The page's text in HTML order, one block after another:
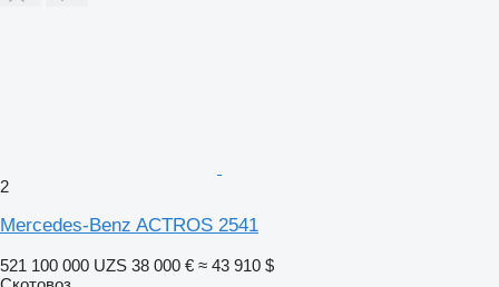
2
Mercedes-Benz ACTROS 2541
521 100 000 UZS 38 000 € ≈ 43 910 $